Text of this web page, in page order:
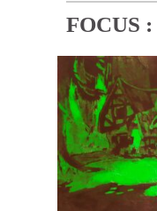
FOCUS :